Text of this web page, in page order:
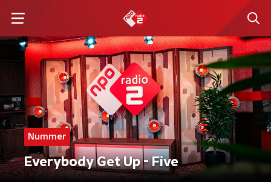
Nummer
Everybody Get Up - Five